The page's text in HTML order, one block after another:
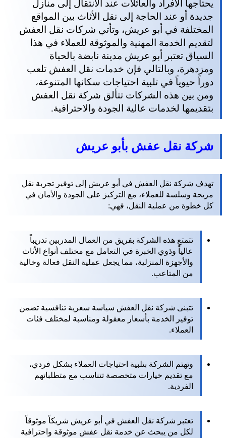
يحتاجها الأفراد والعائلات عند الانتقال إلى منازل
جديدة أو عند الحاجة إلى نقل الأثاث بين المواقع
المختلفة في أبو عريش، وتأتي شركات نقل العفش
لتقديم الخدمة المهنية والموثوقة للعملاء في هذا
السياق تعتبر أبو عريش مدينة نابضة بالحياة
ومزدهرة، وبالتالي فإن خدمات نقل العفش تلعب
دوراً حيوياً في تلبية احتياجات سكانها المتنوعة،
ومن بين هذه الشركات تتألق شركة نقل العفش
بتقديمها لخدمات عالية الجودة والاحترافية.
شركة نقل عفش بأبو عريش
تهدف شركة نقل العفش في أبو عريش إلى توفير تجربة نقل
مريحة وسلسة للعملاء، مع التركيز على الجودة والأمان في
كل خطوة من عملية النقل، فهي:
تتمتع هذه الشركة بفريق من العمال المدربين تدريباً
عالياً وذوي الخبرة في التعامل مع مختلف أنواع الأثاث
والأجهزة المنزلية، مما يجعل عملية النقل فعالة وخالية
من المتاعب.
تتبنى شركة نقل العفش سياسة سعرية تنافسية تضمن
توفير الخدمة بأسعار معقولة ومناسبة لمختلف فئات
العملاء.
وتهتم الشركة بتلبية احتياجات العملاء بشكل فردي،
مع تقديم خيارات متخصصة تتناسب مع متطلباتهم
الفردية.
تعتبر شركة نقل العفش في أبو عريش شريكاً موثوقاً
لكل من يبحث عن خدمة نقل عفش موثوقة واحترافية